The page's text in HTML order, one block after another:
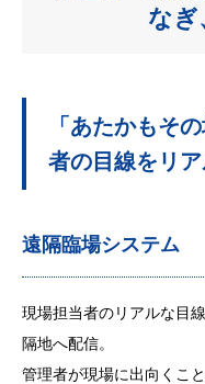
なぎ
「あたかもそ
者の目線をリ
遠隔臨場システム
現場担当者のリアルな目
隔地へ配信。
管理者が現場に出向くこ